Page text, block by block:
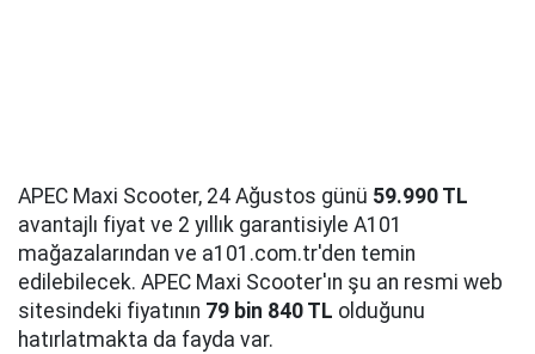
APEC Maxi Scooter, 24 Ağustos günü 59.990 TL
avantajlı fiyat ve 2 yıllık garantisiyle A101
mağazalarından ve a101.com.tr'den temin
edilebilecek. APEC Maxi Scooter'ın şu an resmi web
sitesindeki fiyatının 79 bin 840 TL olduğunu
hatırlatmakta da fayda var.